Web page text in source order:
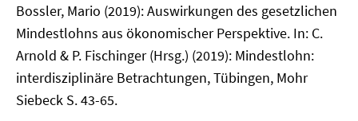
Bossler, Mario (2019): Auswirkungen des gesetzlichen
Mindestlohns aus ökonomischer Perspektive. In: C.
Arnold & P. Fischinger (Hrsg.) (2019): Mindestlohn:
interdisziplinäre Betrachtungen, Tübingen, Mohr
Siebeck S. 43-65.